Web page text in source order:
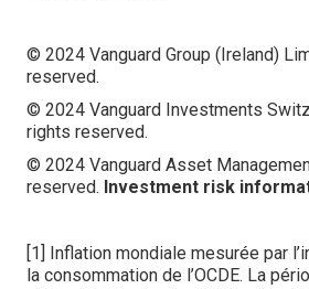
© 2024 Vanguard Group (Ireland)
reserved.
© 2024 Vanguard Investments
rights reserved.
© 2024 Vanguard Asset
reserved. Investment risk
[1] Inflation mondiale mesurée par
la consommation de l’OCDE. La